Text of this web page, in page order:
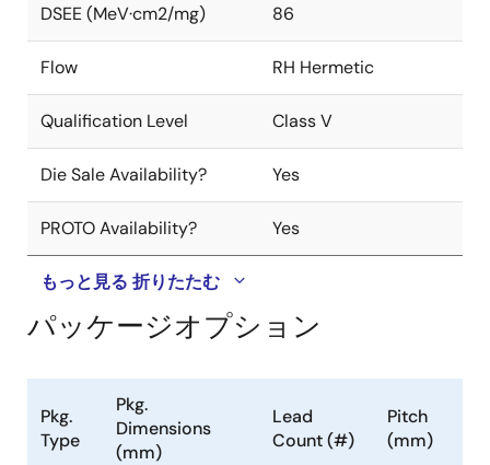
DSEE (MeV·cm2/mg) 86
Flow RH Hermetic
Qualification Level Class V
Die Sale Availability? Yes
PROTO Availability? Yes
もっと見る 折りたたむ
パッケージオプション
Pkg.
Type
Pkg.
Dimensions
(mm)
Lead
Count (#)
Pitch
(mm)